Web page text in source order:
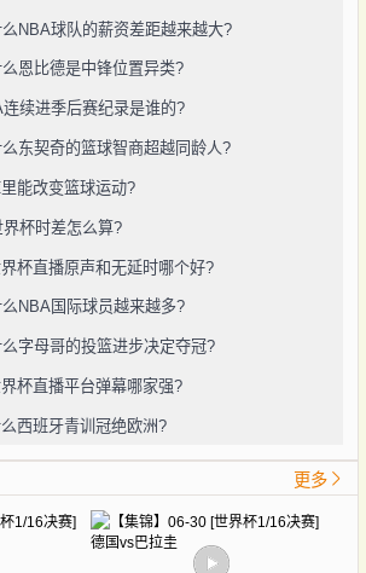
NBA球队的薪资差距越来越大?
恩比德是中锋位置异类?
连续进季后赛纪录是谁的?
么东契奇的篮球智商超越同龄人?
能改变篮球运动?
界杯时差怎么算?
界杯直播原声和无延时哪个好?
么NBA国际球员越来越多?
么字母哥的投篮进步决定夺冠?
界杯直播平台弹幕哪家强?
么西班牙青训冠绝欧洲?
更多